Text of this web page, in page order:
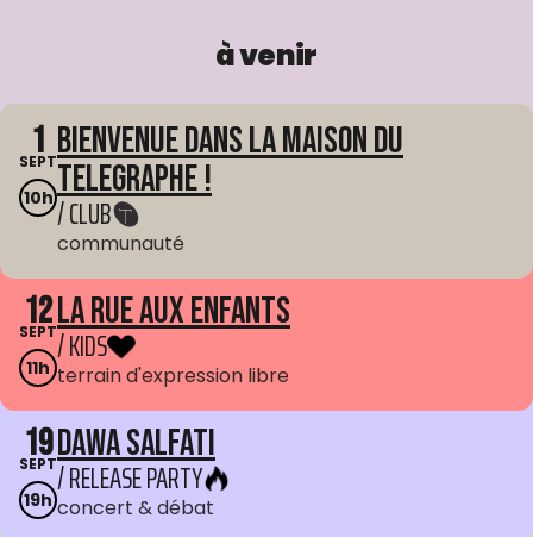
à venir
1
SEPT
10h
Bienvenue dans La Maison du
Telegraphe !
/ CLUB
communauté
12
SEPT
11h
La Rue aux enfants
/ KIDS
terrain d'expression libre
19
SEPT
19h
Dawa Salfati
/ RELEASE PARTY
concert & débat